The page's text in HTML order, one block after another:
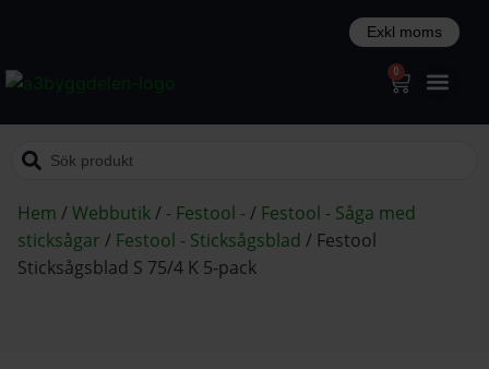
0
Hem /Webbutik/ - Festool -/ Festool - Såga med
sticksågar / Festool - Sticksågsblad / Festool
Sticksågsblad S 75/4 K 5-pack